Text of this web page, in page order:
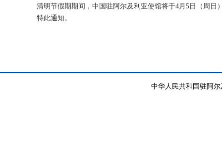
清明节假期期间，中国驻阿尔及利亚使馆将于4月5日（周日
特此通知。
中华人民共和国驻阿